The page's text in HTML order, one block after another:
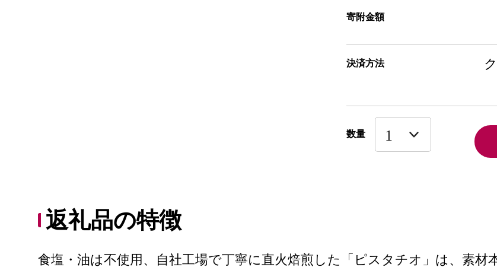
寄附金額
決済方法
数量
返礼品の特徴
食塩・油は不使用、自社工場で丁寧に直火焙煎した「ピスタチオ」は、素